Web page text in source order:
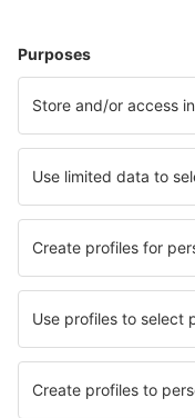
Hoteluri în Toronto
Hoteluri în Vancouver
Hoteluri în Edmonton (AB)
Hoteluri în Thunder Bay
Cele mai bune hoteluri
Hoteluri în Muhlbach am